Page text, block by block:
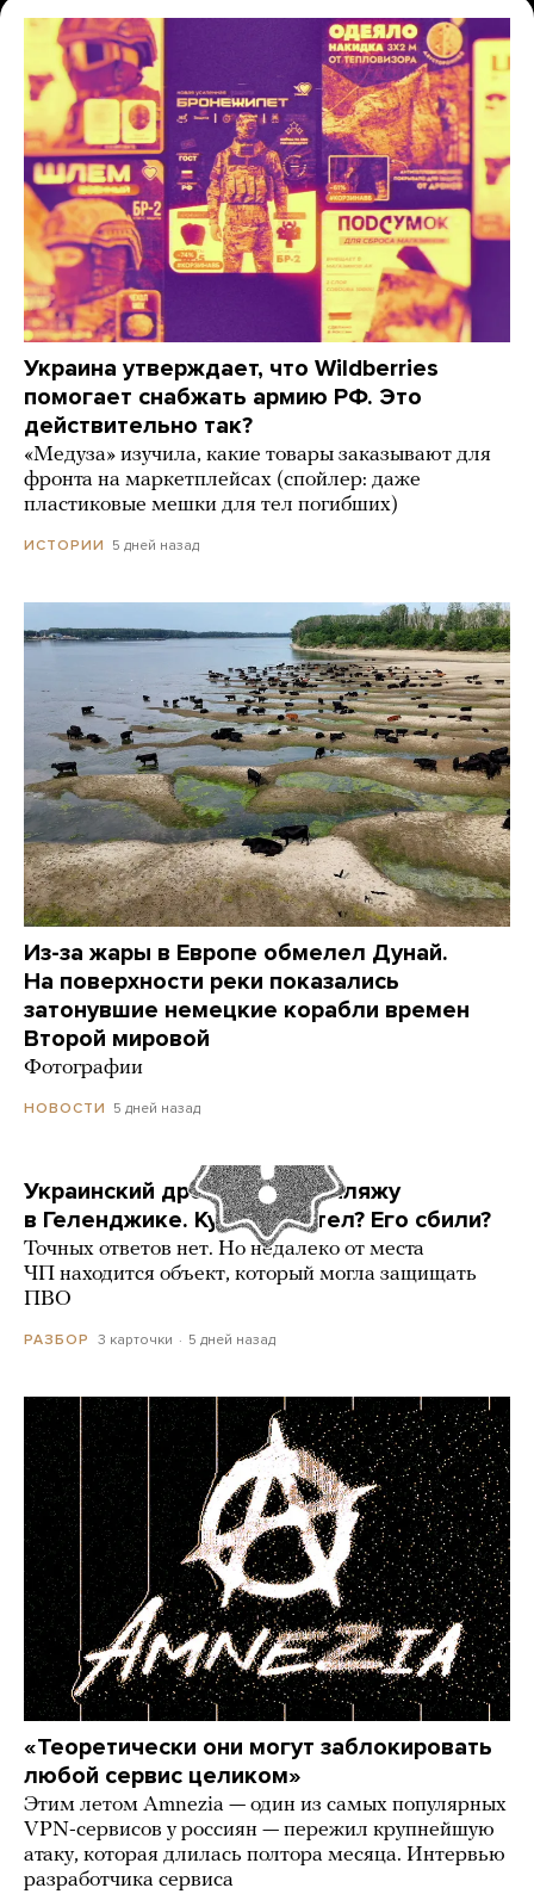
Украина утверждает, что Wildberries
помогает снабжать армию РФ. Это
действительно так?
«Медуза» изучила, какие товары заказывают для
фронта на маркетплейсах (спойлер: даже
пластиковые мешки для тел погибших)
ИСТОРИИ 5 дней назад
Из-за жары в Европе обмелел Дунай.
На поверхности реки показались
затонувшие немецкие корабли времен
Второй мировой
Фотографии
НОВОСТИ 5 дней назад
Украинский дрон попал по пляжу
в Геленджике. Куда он летел? Его сбили?
Точных ответов нет. Но недалеко от места
ЧП находится объект, который могла защищать
ПВО
РАЗБОР 3 карточки 5 дней назад
«Теоретически они могут заблокировать
любой сервис целиком»
Этим летом Amnezia — один из самых популярных
VPN-сервисов у россиян — пережил крупнейшую
атаку, которая длилась полтора месяца. Интервью
разработчика сервиса